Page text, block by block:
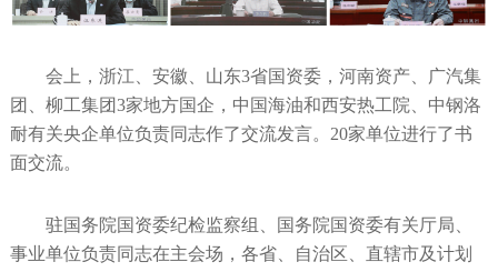
会上，浙江、安徽、山东3省国资委，河南资产、广汽集
团、柳工集团3家地方国企，中国海油和西安热工院、中钢洛
耐有关央企单位负责同志作了交流发言。20家单位进行了书
面交流。
驻国务院国资委纪检监察组、国务院国资委有关厅局、
事业单位负责同志在主会场，各省、自治区、直辖市及计划